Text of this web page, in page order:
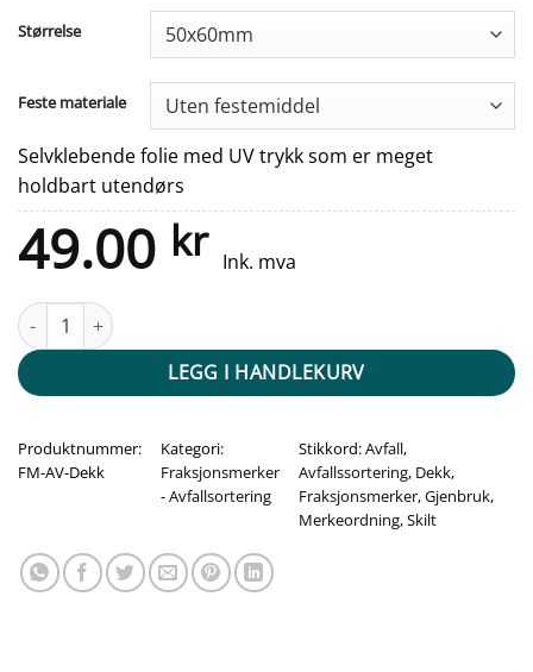
Størrelse
Feste materiale
Selvklebende folie med UV trykk som er meget
holdbart utendørs
49.00 kr Ink. mva
Fraksjonsmerker - Avfallssortering (Dekk) antall
LEGG I HANDLEKURV
Produktnummer:
FM-AV-Dekk
Kategori:
Fraksjonsmerker
- Avfallsortering
Stikkord:Avfall,
Avfallssortering, Dekk,
Fraksjonsmerker,Gjenbruk,
Merkeordning,Skilt